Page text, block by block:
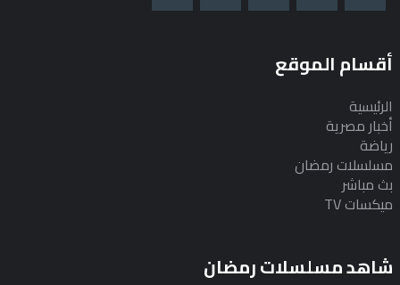
أقسام الموقع
الرئيسية
أخبار مصرية
رياضة
مسلسلات رمضان
بث مباشر
ميكسات TV
شاهد مسلسلات رمضان